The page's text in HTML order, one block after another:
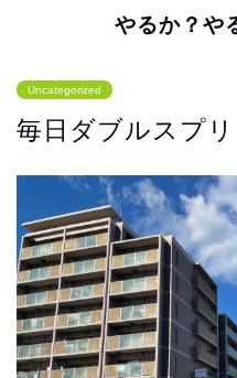
やるか？や
Uncategorized
毎日ダブルスプ